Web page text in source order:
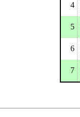
4
5
6
7